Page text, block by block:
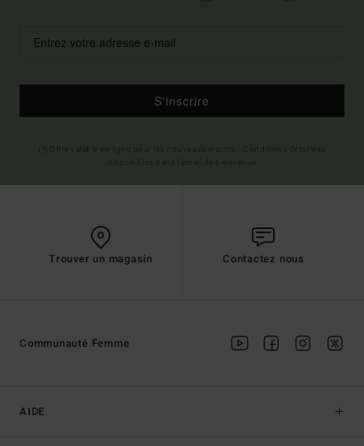
S'inscrire
Trouver un magasin Contactez nous
AIDE
Communauté Femme